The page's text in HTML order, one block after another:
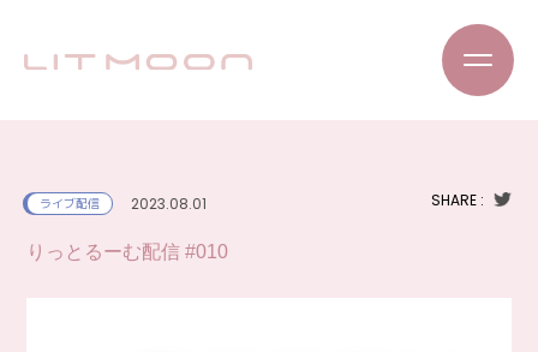
ライブ配信 2023.08.01 SHARE :
りっとるーむ配信 #010